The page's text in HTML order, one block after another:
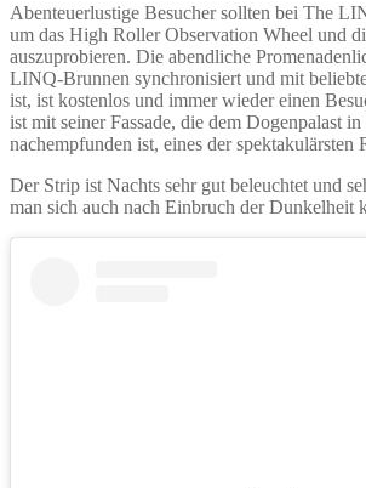
Abenteuerlustige Besucher sollten bei The
um das High Roller Observation Wheel und
auszuprobieren. Die abendliche
LINQ-Brunnen synchronisiert und mit
ist, ist kostenlos und immer wieder einen
ist mit seiner Fassade, die dem Dogenpalast in
nachempfunden ist, eines der spektakulärsten
Der Strip ist Nachts sehr gut beleuchtet und
man sich auch nach Einbruch der Dunkelheit